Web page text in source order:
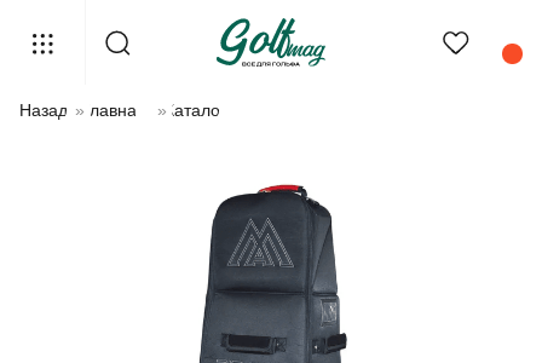
Назад »Главная »Каталог